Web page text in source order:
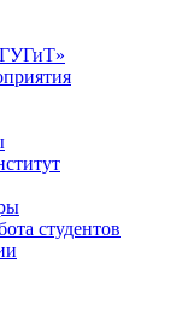
студентов